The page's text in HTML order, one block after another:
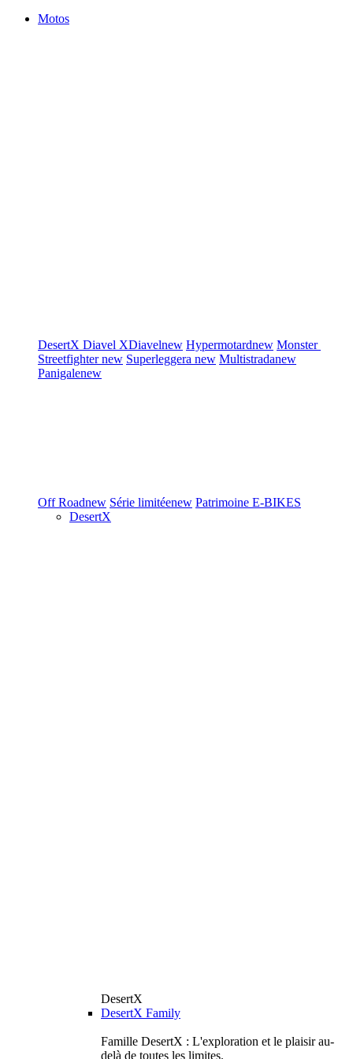
Motos
DesertX Diavel XDiavelnew Hypermotardnew Monster
Streetfighternew Superleggera new Multistradanew
Panigalenew
Off Roadnew Série limitéenew Patrimoine E-BIKES
DesertX
DesertX
DesertX Family
Famille DesertX : L'exploration et le plaisir au-
delà de toutes les limites.